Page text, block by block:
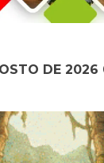
DE 2026